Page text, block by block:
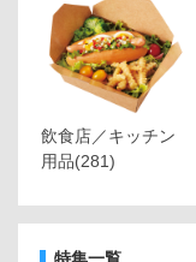
飲食店／キッチン
用品(281)
特集一覧